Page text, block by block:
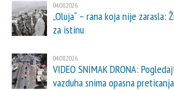
04.08.2026.
„Oluja“ – rana koja nije zarasla:
za istinu
04.08.2026.
VIDEO SNIMAK DRONA:
vazduha snima opasna